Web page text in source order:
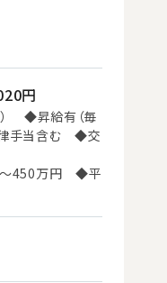
円
◆昇給有（毎
律手当含む ◆交
450万円 ◆平